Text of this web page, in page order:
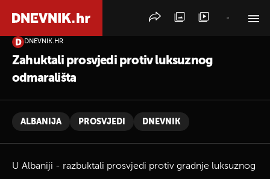
DNEVNIK.HR
Zahuktali prosvjedi protiv luksuznog
odmarališta
ALBANIJA PROSVJEDI DNEVNIK
U Albaniji - razbuktali prosvjedi protiv gradnje luksuznog
PRETRAŽITE VIJESTI